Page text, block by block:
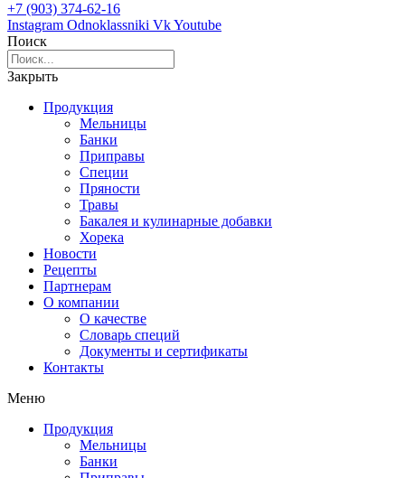
+7 (903) 374-62-16
Instagram Odnoklassniki VkYoutube
Поиск
Закрыть
Продукция
Мельницы
Банки
Приправы
Специи
Пряности
Травы
Бакалея и кулинарные добавки
Хорека
Новости
Рецепты
Партнерам
О компании
О качестве
Словарь специй
Документы и сертификаты
Контакты
Меню
Продукция
Мельницы
Банки